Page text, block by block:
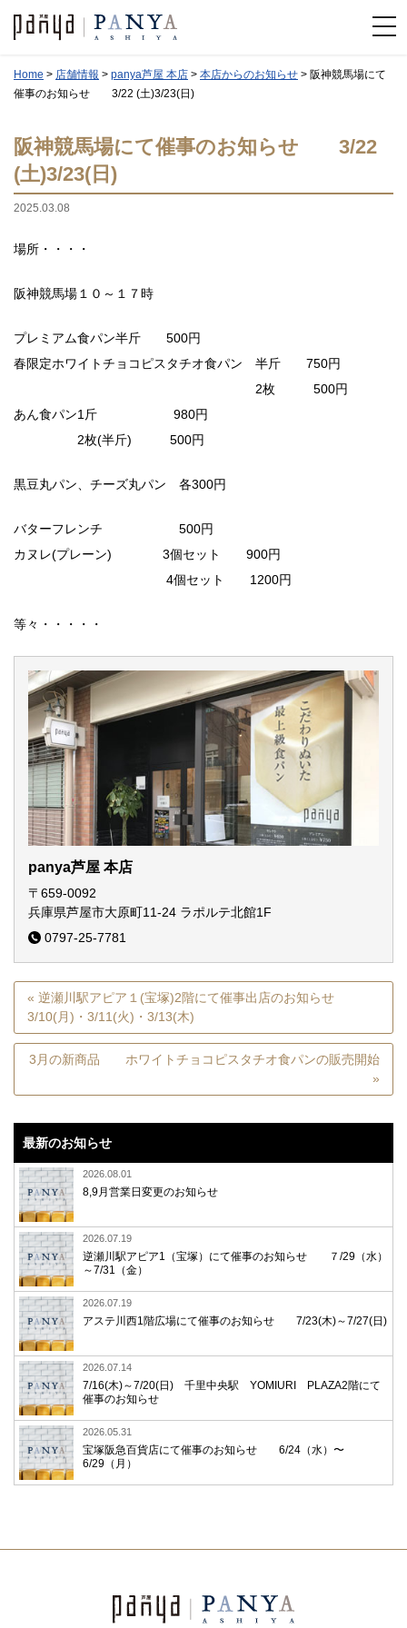
Home > 店舗情報 > panya芦屋 本店 > 本店からのお知らせ > 阪神競馬場にて
催事のお知らせ 3/22 (土)3/23(日)
阪神競馬場にて催事のお知らせ 3/22
(土)3/23(日)
2025.03.08
場所・・・・
阪神競馬場１０～１７時
プレミアム食パン半斤 500円
春限定ホワイトチョコピスタチオ食パン 半斤 750円
2枚 500円
あん食パン1斤 980円
2枚(半斤) 500円
黒豆丸パン、チーズ丸パン 各300円
バターフレンチ 500円
カヌレ(プレーン) 3個セット 900円
4個セット 1200円
等々・・・・・
panya芦屋 本店
〒659-0092
兵庫県芦屋市大原町11-24 ラポルテ北館1F
0797-25-7781
« 逆瀬川駅アピア１(宝塚)2階にて催事出店のお知らせ
3/10(月)・3/11(火)・3/13(木)
3月の新商品 ホワイトチョコピスタチオ食パンの販売開始
»
最新のお知らせ
2026.08.01
8,9月営業日変更のお知らせ
2026.07.19
逆瀬川駅アピア1（宝塚）にて催事のお知らせ ７/29（水）
～7/31（金）
2026.07.19
アステ川西1階広場にて催事のお知らせ 7/23(木)～7/27(日)
2026.07.14
7/16(木)～7/20(日) 千里中央駅 YOMIURI PLAZA2階にて
催事のお知らせ
2026.05.31
宝塚阪急百貨店にて催事のお知らせ 6/24（水）〜
6/29（月）